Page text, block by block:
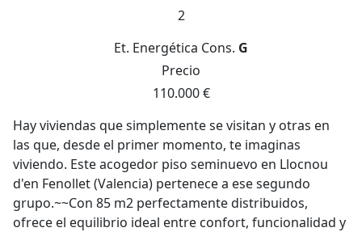
2
Et. Energética Cons. G
Precio
110.000 €
Hay viviendas que simplemente se visitan y otras en
las que, desde el primer momento, te imaginas
viviendo. Este acogedor piso seminuevo en Llocnou
d'en Fenollet (Valencia) pertenece a ese segundo
grupo.~~Con 85 m2 perfectamente distribuidos,
ofrece el equilibrio ideal entre confort, funcionalidad y